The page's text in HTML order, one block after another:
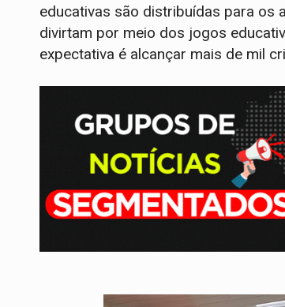
educativas são distribuídas para os
divirtam por meio dos jogos
expectativa é alcançar mais de mil